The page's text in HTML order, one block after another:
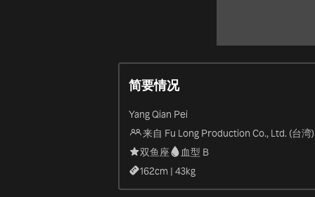
简要情况
Yang Qian Pei
来自 Fu Long Production Co., Ltd. (台湾)
双鱼座
血型 B
162cm | 43kg